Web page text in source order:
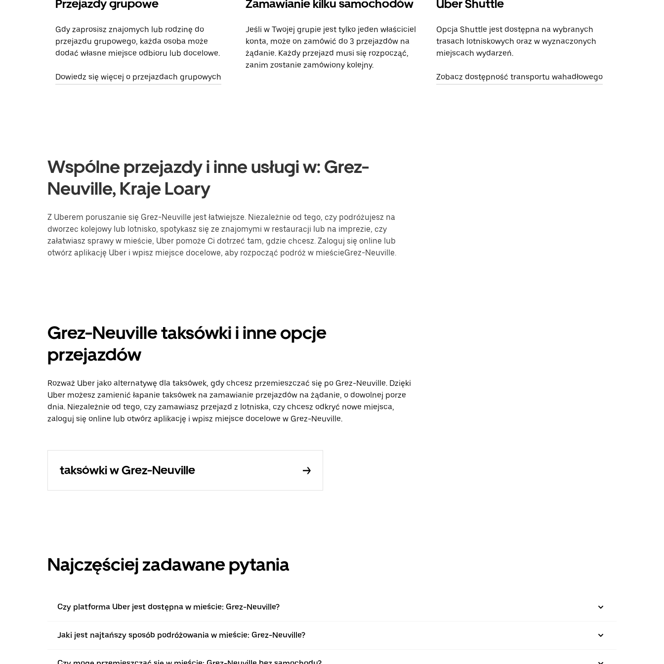
Przejazdy grupowe
Gdy zaprosisz znajomych lub rodzinę do
przejazdu grupowego, każda osoba może
dodać własne miejsce odbioru lub docelowe.
Dowiedz się więcej o przejazdach grupowych
Zamawianie kilku samochodów
Jeśli w Twojej grupie jest tylko jeden właściciel
konta, może on zamówić do 3 przejazdów na
żądanie. Każdy przejazd musi się rozpocząć,
zanim zostanie zamówiony kolejny.
Uber Shuttle
Opcja Shuttle jest dostępna na wybranych
trasach lotniskowych oraz w wyznaczonych
miejscach wydarzeń.
Zobacz dostępność transportu wahadłowego
Wspólne przejazdy i inne usługi w: Grez-
Neuville, Kraje Loary
Z Uberem poruszanie się Grez-Neuville jest łatwiejsze. Niezależnie od tego, czy podróżujesz na
dworzec kolejowy lub lotnisko, spotykasz się ze znajomymi w restauracji lub na imprezie, czy
załatwiasz sprawy w mieście, Uber pomoże Ci dotrzeć tam, gdzie chcesz. Zaloguj się online lub
otwórz aplikację Uber i wpisz miejsce docelowe, aby rozpocząć podróż w mieścieGrez-Neuville.
Grez-Neuville taksówki i inne opcje
przejazdów
Rozważ Uber jako alternatywę dla taksówek, gdy chcesz przemieszczać się po Grez-Neuville. Dzięki
Uber możesz zamienić łapanie taksówek na zamawianie przejazdów na żądanie, o dowolnej porze
dnia. Niezależnie od tego, czy zamawiasz przejazd z lotniska, czy chcesz odkryć nowe miejsca,
zaloguj się online lub otwórz aplikację i wpisz miejsce docelowe w Grez-Neuville.
taksówki w Grez-Neuville
Najczęściej zadawane pytania
Czy platforma Uber jest dostępna w mieście: Grez-Neuville?
Jaki jest najtańszy sposób podróżowania w mieście: Grez-Neuville?